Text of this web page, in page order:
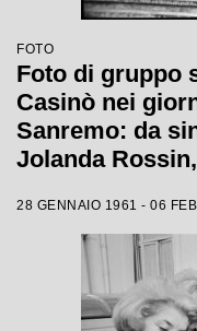
FOTO
Foto di gruppo
Casinò nei
Sanremo: da
Jolanda
Renis e Betty
28 GENNAIO 1961 - 06